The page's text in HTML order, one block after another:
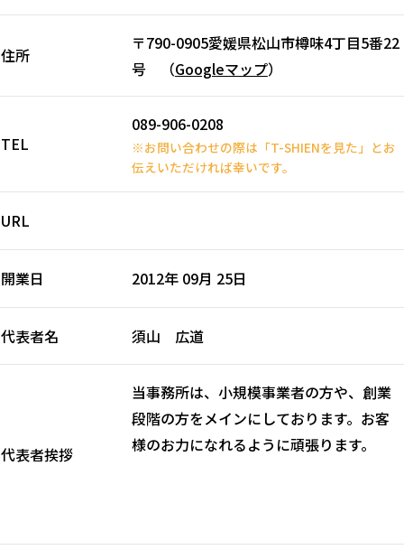
住所
〒790-0905愛媛県松山市樽味4丁目5番22
号 （Googleマップ）
TEL
089-906-0208
※お問い合わせの際は「T-SHIENを見た」とお
伝えいただければ幸いです。
URL
開業日 2012年 09月 25日
代表者名 須山 広道
代表者挨拶
当事務所は、小規模事業者の方や、創業
段階の方をメインにしております。お客
様のお力になれるように頑張ります。